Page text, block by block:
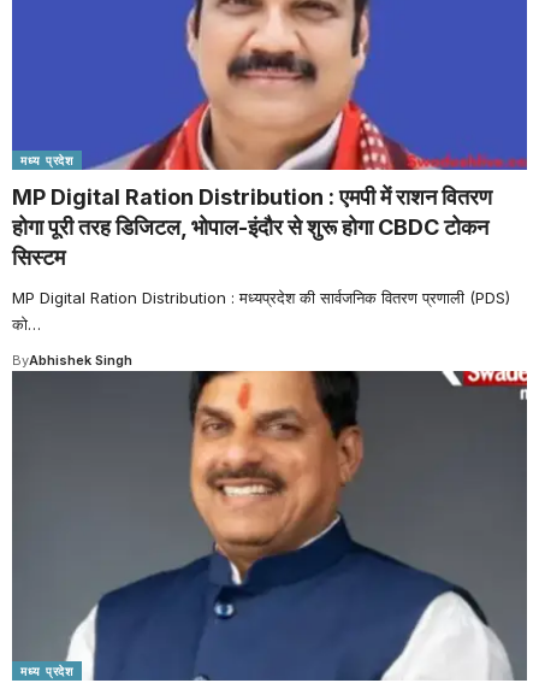
मध्य प्रदेश
MP Digital Ration Distribution : एमपी में राशन वितरण
होगा पूरी तरह डिजिटल, भोपाल-इंदौर से शुरू होगा CBDC टोकन
सिस्टम
MP Digital Ration Distribution : मध्यप्रदेश की सार्वजनिक वितरण प्रणाली (PDS)
को…
ByAbhishek Singh
मध्य प्रदेश